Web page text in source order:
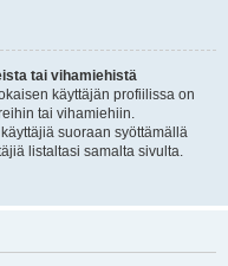
tai vihamiehistä
käyttäjän profiilissa on
tai vihamiehiin.
suoraan syöttämällä
listaltasi samalta sivulta.